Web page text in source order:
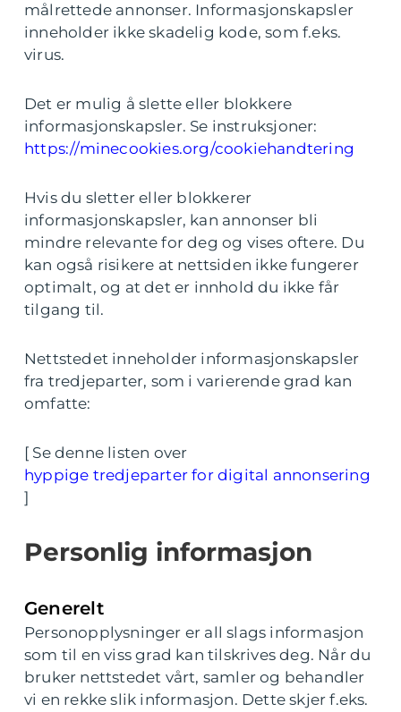
målrettede annonser. Informasjonskapsler
inneholder ikke skadelig kode, som f.eks.
virus.
Det er mulig å slette eller blokkere
informasjonskapsler. Se instruksjoner:
https://minecookies.org/cookiehandtering
Hvis du sletter eller blokkerer
informasjonskapsler, kan annonser bli
mindre relevante for deg og vises oftere. Du
kan også risikere at nettsiden ikke fungerer
optimalt, og at det er innhold du ikke får
tilgang til.
Nettstedet inneholder informasjonskapsler
fra tredjeparter, som i varierende grad kan
omfatte:
[ Se denne listen over
hyppige tredjeparter for digital annonsering
]
Personlig informasjon
Generelt
Personopplysninger er all slags informasjon
som til en viss grad kan tilskrives deg. Når du
bruker nettstedet vårt, samler og behandler
vi en rekke slik informasjon. Dette skjer f.eks.